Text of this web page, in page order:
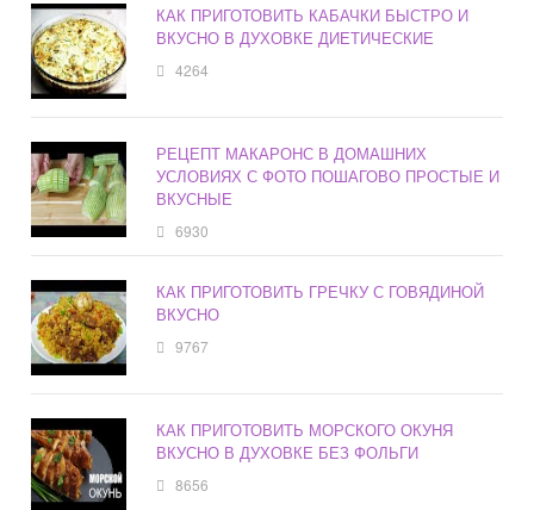
КАК ПРИГОТОВИТЬ КАБАЧКИ БЫСТРО И
ВКУСНО В ДУХОВКЕ ДИЕТИЧЕСКИЕ
4264
РЕЦЕПТ МАКАРОНС В ДОМАШНИХ
УСЛОВИЯХ С ФОТО ПОШАГОВО ПРОСТЫЕ И
ВКУСНЫЕ
6930
КАК ПРИГОТОВИТЬ ГРЕЧКУ С ГОВЯДИНОЙ
ВКУСНО
9767
КАК ПРИГОТОВИТЬ МОРСКОГО ОКУНЯ
ВКУСНО В ДУХОВКЕ БЕЗ ФОЛЬГИ
8656